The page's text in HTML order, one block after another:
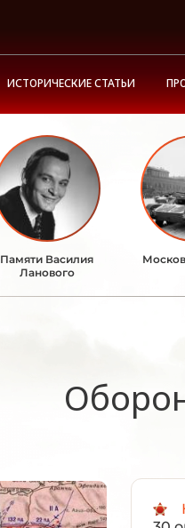
ИСТОРИЧЕСКИЕ СТАТЬИ
Памяти Василия
Ланового